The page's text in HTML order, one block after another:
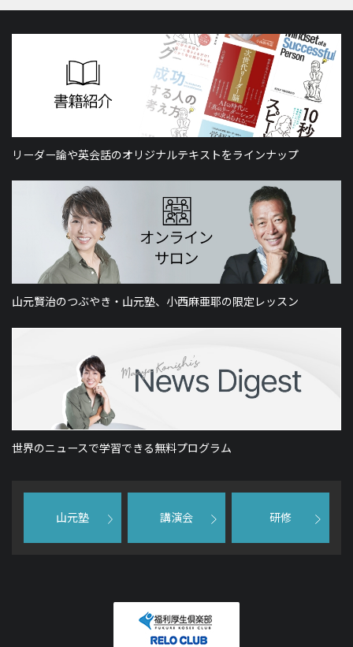
リーダー論や英会話のオリジナルテキストをラインナップ
山元賢治のつぶやき・山元塾、小西麻亜耶の限定レッスン
世界のニュースで学習できる無料プログラム
山元塾 講演会 研修